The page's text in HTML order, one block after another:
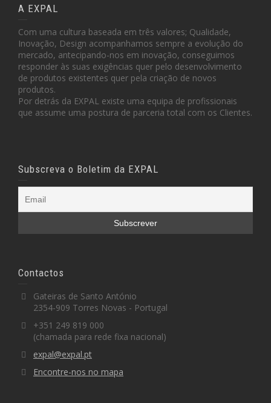
A EXPAL
Com uma cultura baseada em três valores; Qualidade,
Inovação, Design acompanhamos sempre a evolução do
mercado, antecipando-nos em inovação, conseguimos
responder às suas exigências quer pelo desenvolvimento
de produtos existentes quer pela criação de novos
produtos.
Por detrás da EXPAL existe uma equipa de profissionais
que assume uma postura de parceria total com os Clientes.
Subscreva o Boletim da EXPAL
Contactos
Gateiras de Santo António
2354-909 Torres Novas - Portugal
+351 249 819 000
(chamada para rede fixa nacional)
expal@expal.pt
Encontre-nos no mapa